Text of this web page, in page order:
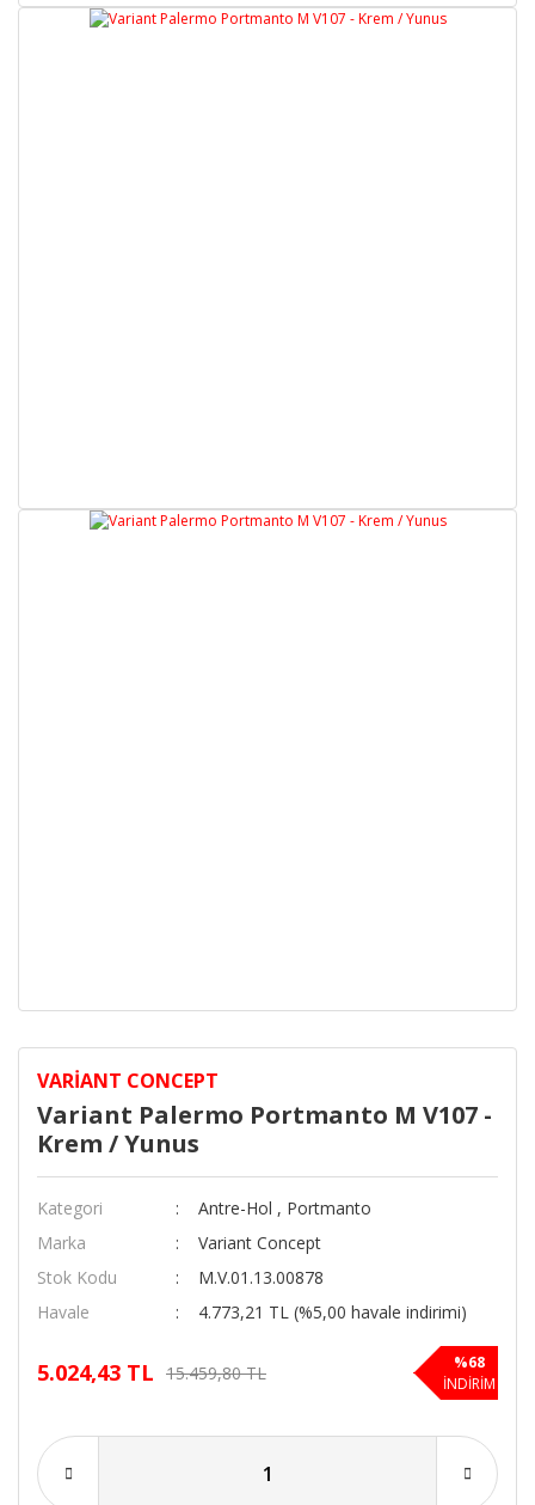
VARIANT CONCEPT
Variant Palermo Portmanto M V107 -
Krem / Yunus
Kategori Antre-Hol , Portmanto
Marka
Variant Concept
Stok Kodu
M.V.01.13.00878
Havale
4.773,21 TL (%5,00 havale indirimi)
5.024,43 TL 15.459,80 TL
%68
İNDİRİM